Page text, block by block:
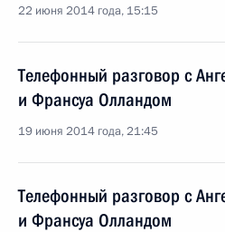
22 июня 2014 года, 15:15
Телефонный разговор с
и Франсуа Олландом
19 июня 2014 года, 21:45
Телефонный разговор с
и Франсуа Олландом